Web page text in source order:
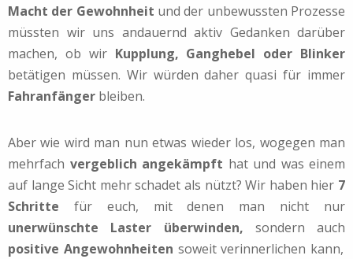
Macht der Gewohnheit und der unbewussten Prozesse
müssten wir uns andauernd aktiv Gedanken darüber
machen, ob wir Kupplung, Ganghebel oder Blinker
betätigen müssen. Wir würden daher quasi für immer
Fahranfänger bleiben.
Aber wie wird man nun etwas wieder los, wogegen man
mehrfach vergeblich angekämpft hat und was einem
auf lange Sicht mehr schadet als nützt? Wir haben hier 7
Schritte für euch, mit denen man nicht nur
unerwünschte Laster überwinden, sondern auch
positive Angewohnheiten soweit verinnerlichen kann,